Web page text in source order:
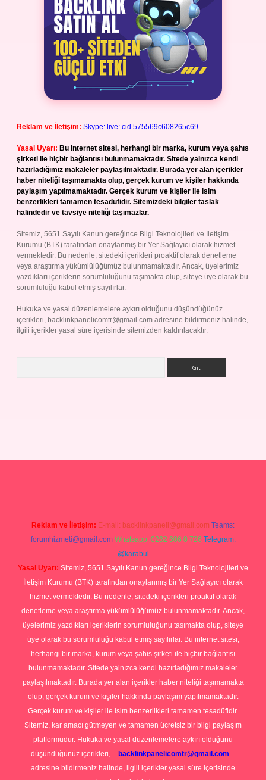
Reklam ve İletişim: Skype: live:.cid.575569c608265c69
Yasal Uyarı: Bu internet sitesi, herhangi bir marka, kurum veya şahıs
şirketi ile hiçbir bağlantısı bulunmamaktadır. Sitede yalnızca kendi
hazırladığımız makaleler paylaşılmaktadır. Burada yer alan içerikler
haber niteliği taşımamakta olup, gerçek kurum ve kişiler hakkında
paylaşım yapılmamaktadır. Gerçek kurum ve kişiler ile isim
benzerlikleri tamamen tesadüfidir. Sitemizdeki bilgiler taslak
halindedir ve tavsiye niteliği taşımazlar.
Sitemiz, 5651 Sayılı Kanun gereğince Bilgi Teknolojileri ve İletişim
Kurumu (BTK) tarafından onaylanmış bir Yer Sağlayıcı olarak hizmet
vermektedir. Bu nedenle, sitedeki içerikleri proaktif olarak denetleme
veya araştırma yükümlülüğümüz bulunmamaktadır. Ancak, üyelerimiz
yazdıkları içeriklerin sorumluluğunu taşımakta olup, siteye üye olarak bu
sorumluluğu kabul etmiş sayılırlar.
Hukuka ve yasal düzenlemelere aykırı olduğunu düşündüğünüz
içerikleri, backlinkpanelicomtr@gmail.com adresine bildirmeniz halinde,
ilgili içerikler yasal süre içerisinde sitemizden kaldırılacaktır.
Reklam ve İletişim: E-mail: backlinkpaneli@gmail.com Teams:
forumhizmeti@gmail.com Whatsapp: 0262 606 0 726 Telegram:
@karabul
Yasal Uyarı: Sitemiz, 5651 Sayılı Kanun gereğince Bilgi Teknolojileri ve
İletişim Kurumu (BTK) tarafından onaylanmış bir Yer Sağlayıcı olarak
hizmet vermektedir. Bu nedenle, sitedeki içerikleri proaktif olarak
denetleme veya araştırma yükümlülüğümüz bulunmamaktadır. Ancak,
üyelerimiz yazdıkları içeriklerin sorumluluğunu taşımakta olup, siteye
üye olarak bu sorumluluğu kabul etmiş sayılırlar. Bu internet sitesi,
herhangi bir marka, kurum veya şahıs şirketi ile hiçbir bağlantısı
bulunmamaktadır. Sitede yalnızca kendi hazırladığımız makaleler
paylaşılmaktadır. Burada yer alan içerikler haber niteliği taşımamakta
olup, gerçek kurum ve kişiler hakkında paylaşım yapılmamaktadır.
Gerçek kurum ve kişiler ile isim benzerlikleri tamamen tesadüfidir.
Sitemiz, kar amacı gütmeyen ve tamamen ücretsiz bir bilgi paylaşım
platformudur. Hukuka ve yasal düzenlemelere aykırı olduğunu
düşündüğünüz içerikleri,
backlinkpanelicomtr@gmail.com
adresine bildirmeniz halinde, ilgili içerikler yasal süre içerisinde